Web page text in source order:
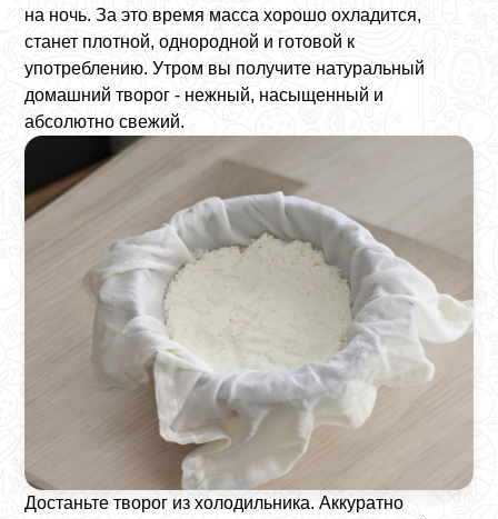
на ночь. За это время масса хорошо охладится,
станет плотной, однородной и готовой к
употреблению. Утром вы получите натуральный
домашний творог - нежный, насыщенный и
абсолютно свежий.
Достаньте творог из холодильника. Аккуратно